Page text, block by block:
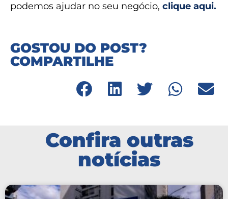
podemos ajudar no seu negócio, clique aqui.
GOSTOU DO POST?
COMPARTILHE
Confira outras
notícias